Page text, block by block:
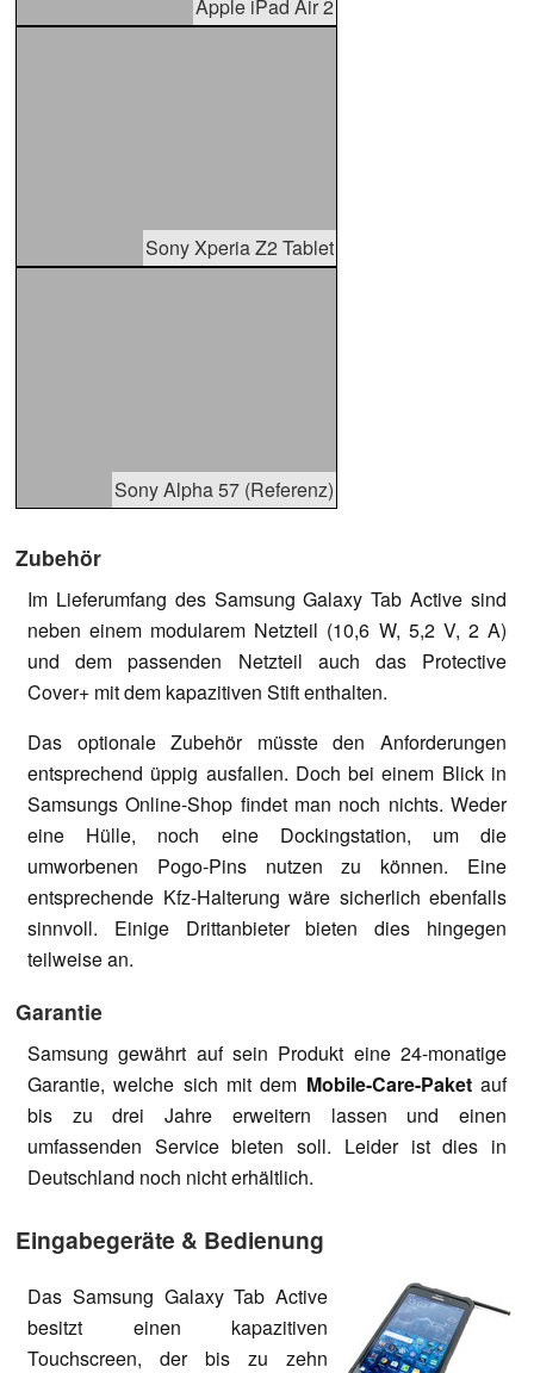
Apple iPad Air 2
Sony Xperia Z2 Tablet
Sony Alpha 57 (Referenz)
Zubehör
Im Lieferumfang des Samsung Galaxy Tab Active sind
neben einem modularem Netzteil (10,6 W, 5,2 V, 2 A)
und dem passenden Netzteil auch das Protective
Cover+ mit dem kapazitiven Stift enthalten.
Das optionale Zubehör müsste den Anforderungen
entsprechend üppig ausfallen. Doch bei einem Blick in
Samsungs Online-Shop findet man noch nichts. Weder
eine Hülle, noch eine Dockingstation, um die
umworbenen Pogo-Pins nutzen zu können. Eine
entsprechende Kfz-Halterung wäre sicherlich ebenfalls
sinnvoll. Einige Drittanbieter bieten dies hingegen
teilweise an.
Garantie
Samsung gewährt auf sein Produkt eine 24-monatige
Garantie, welche sich mit dem Mobile-Care-Paketauf
bis zu drei Jahre erweitern lassen und einen
umfassenden Service bieten soll. Leider ist dies in
Deutschland noch nicht erhältlich.
Eingabegeräte & Bedienung
Das Samsung Galaxy Tab Active
besitzt einen kapazitiven
Touchscreen, der bis zu zehn